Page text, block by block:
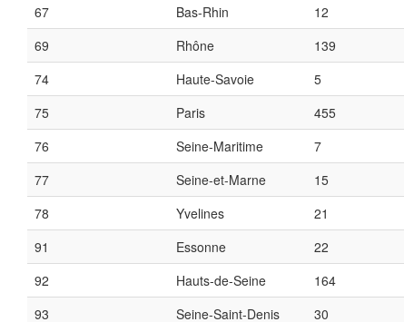
67
Bas-Rhin 12
69
Rhône 139
74
Haute-Savoie 5
75
Paris 455
76
Seine-Maritime 7
77
Seine-et-Marne 15
78
Yvelines 21
91
Essonne 22
92
Hauts-de-Seine 164
93
Seine-Saint-Denis 30